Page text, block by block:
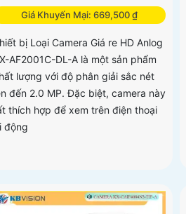
Giá Khuyến Mại: 669,500 ₫
bị Loại Camera Giá re HD Anlog
AF2001C-DL-A là một sản phẩm
lượng với độ phân giải sắc nét
đến 2.0 MP. Đặc biệt, camera này
thích hợp để xem trên điện thoại
động